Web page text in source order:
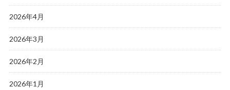
2026年4月
2026年3月
2026年2月
2026年1月